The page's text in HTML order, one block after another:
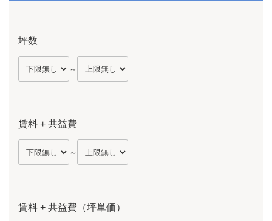
坪数
～
賃料 + 共益費
～
賃料 + 共益費（坪単価）